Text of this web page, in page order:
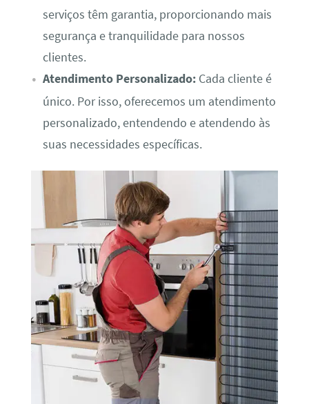
serviços têm garantia, proporcionando mais
segurança e tranquilidade para nossos
clientes.
Atendimento Personalizado:Cada cliente é
único. Por isso, oferecemos um atendimento
personalizado, entendendo e atendendo às
suas necessidades específicas.